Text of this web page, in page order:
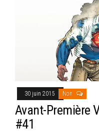
30 juin 2015 Non
Avant-Première
#41